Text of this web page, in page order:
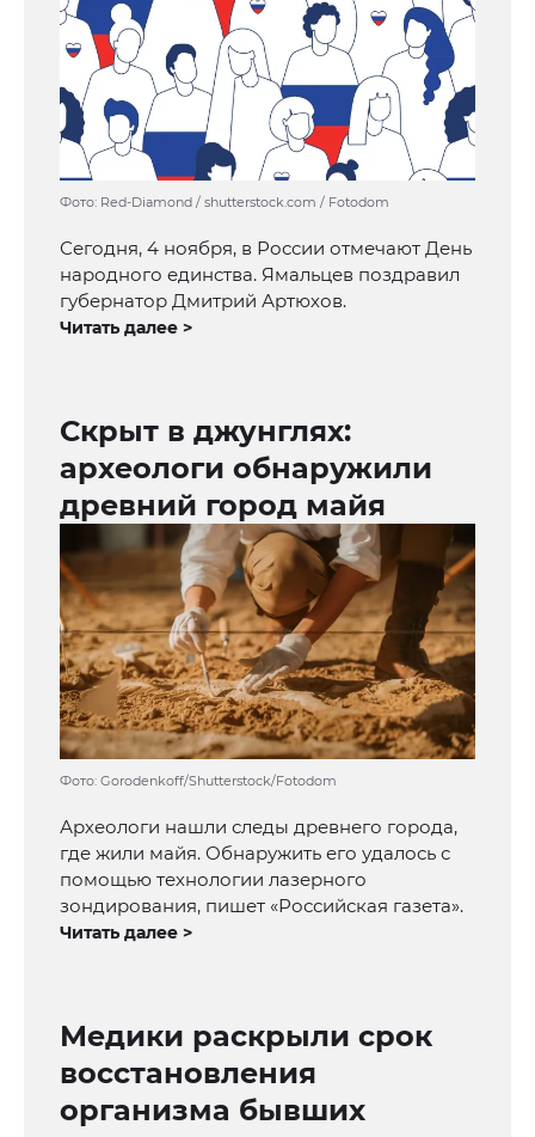
Фото: Red-Diamond / shutterstock.com / Fotodom
Сегодня, 4 ноября, в России отмечают День
народного единства. Ямальцев поздравил
губернатор Дмитрий Артюхов.
Читать далее >
Скрыт в джунглях:
археологи обнаружили
древний город майя
Фото: Gorodenkoff/Shutterstock/Fotodom
Археологи нашли следы древнего города,
где жили майя. Обнаружить его удалось с
помощью технологии лазерного
зондирования, пишет «Российская газета».
Читать далее >
Медики раскрыли срок
восстановления
организма бывших